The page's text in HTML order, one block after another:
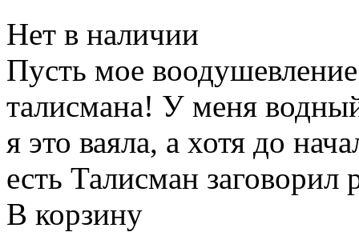
Нет в наличии
Пусть мое
талисмана! У меня
я это ваяла, а хотя до
есть Талисман заговорил
В корзину